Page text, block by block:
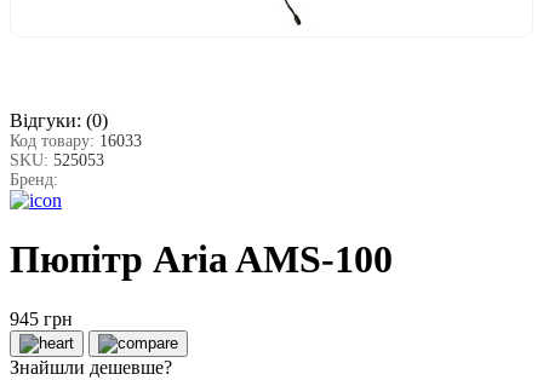
Відгуки: (0)
Код товару: 16033
SKU: 525053
Бренд:
Пюпітр Aria AMS-100
945 грн
Знайшли дешевше?